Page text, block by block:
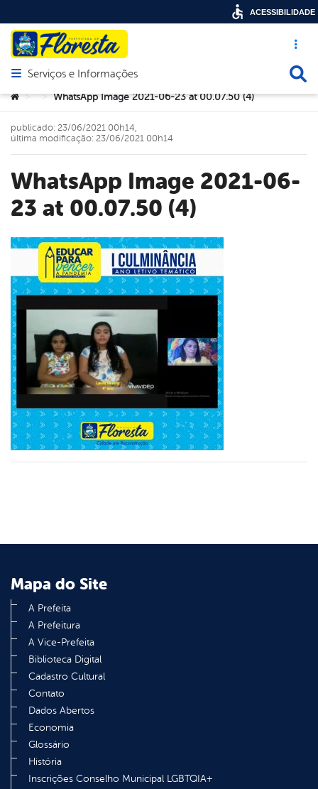
Acesso
Abrir menu principal de navegação
Serviços e Informações
Você está aqui:
> > WhatsApp Image 2021-06-23 at 00.07.50 (4)
WhatsApp Image 2021-06-
23 at 00.07.50 (4)
publicado: 23/06/2021 00h14,
última modificação: 23/06/2021 00h14
Mapa do Site
A Prefeita
A Prefeitura
A Vice-Prefeita
Biblioteca Digital
Cadastro Cultural
Contato
Dados Abertos
Economia
Glossário
História
Inscrições Conselho Municipal LGBTQIA+
ACESSIBILIDADE